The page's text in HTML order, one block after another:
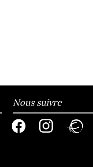
Nous suivre
facebookinstagramravelry